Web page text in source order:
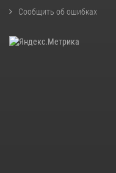
Сообщить об ошибках